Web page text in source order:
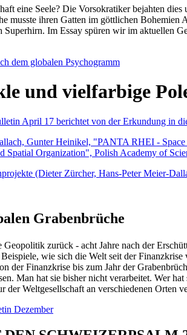
eine Seele? Die Vorsokratiker bejahten
musste ihren Gatten im göttlichen
Im Essay spüren wir im aktuellen
dem globalen Psychogramm
und vielfarbige
April 17 berichtet von der Erkundung in
Gunter Heinikel, "PANTA RHEI -
Spatial Organization", Polish Academy of
(Dieter Zürcher, Hans-Peter Meier-
Grabenbrüche
Geopolitik zurück - acht Jahre nach der
wie sich die Welt seit der
der Finanzkrise bis zum Jahr der
Man hat sie bisher nicht verarbeitet. Wer
der Weltgesellschaft an verschiedenen Orten
Dezember